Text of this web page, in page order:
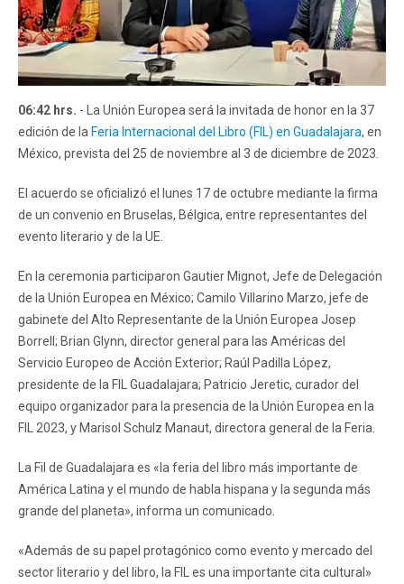
06:42 hrs. - La Unión Europea será la invitada de honor en la 37
edición de la Feria Internacional del Libro (FIL) en Guadalajara, en
México, prevista del 25 de noviembre al 3 de diciembre de 2023.
El acuerdo se oficializó el lunes 17 de octubre mediante la firma
de un convenio en Bruselas, Bélgica, entre representantes del
evento literario y de la UE.
En la ceremonia participaron Gautier Mignot, Jefe de Delegación
de la Unión Europea en México; Camilo Villarino Marzo, jefe de
gabinete del Alto Representante de la Unión Europea Josep
Borrell; Brian Glynn, director general para las Américas del
Servicio Europeo de Acción Exterior; Raúl Padilla López,
presidente de la FIL Guadalajara; Patricio Jeretic, curador del
equipo organizador para la presencia de la Unión Europea en la
FIL 2023, y Marisol Schulz Manaut, directora general de la Feria.
La Fil de Guadalajara es «la feria del libro más importante de
América Latina y el mundo de habla hispana y la segunda más
grande del planeta», informa un comunicado.
«Además de su papel protagónico como evento y mercado del
sector literario y del libro, la FIL es una importante cita cultural»